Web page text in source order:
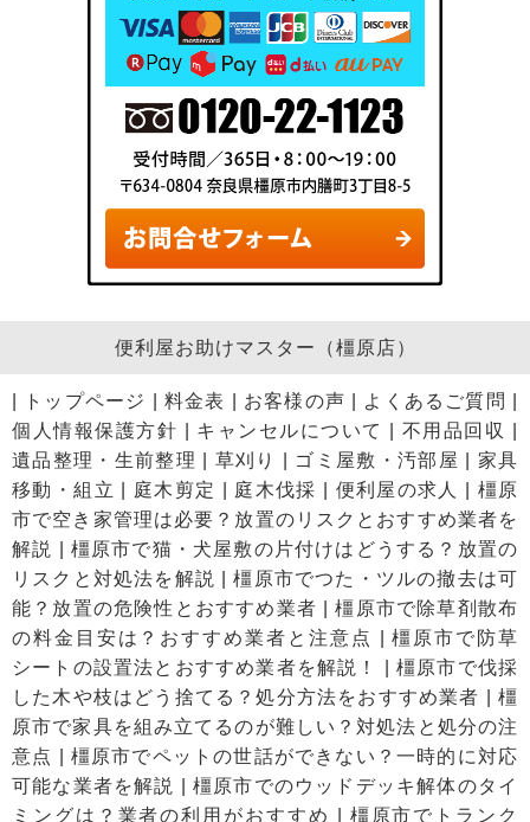
便利屋お助けマスター（橿原店）
トップページ 料金表 お客様の声 よくあるご質問
個人情報保護方針
キャンセルについて 不用品回収
遺品整理・生前整理
草刈り ゴミ屋敷・汚部屋
家具
移動・組立
庭木剪定 庭木伐採 便利屋の求人
橿原
市で空き家管理は必要？放置のリスクとおすすめ業者を
解説
橿原市で猫・犬屋敷の片付けはどうする？放置の
リスクと対処法を解説
|橿原市でつた・ツルの撤去は可
能？放置の危険性とおすすめ業者 |橿原市で除草剤散布
の料金目安は？おすすめ業者と注意点
|橿原市で防草
シートの設置法とおすすめ業者を解説！
|橿原市で伐採
した木や枝はどう捨てる？処分方法をおすすめ業者 |橿
原市で家具を組み立てるのが難しい？対処法と処分の注
意点
橿原市でペットの世話ができない？一時的に対応
可能な業者を解説
|橿原市でのウッドデッキ解体のタイ
ミングは？業者の利用がおすすめ
橿原市でトランク